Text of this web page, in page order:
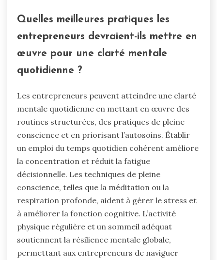
Quelles meilleures pratiques les
entrepreneurs devraient-ils mettre en
œuvre pour une clarté mentale
quotidienne ?
Les entrepreneurs peuvent atteindre une clarté
mentale quotidienne en mettant en œuvre des
routines structurées, des pratiques de pleine
conscience et en priorisant l’autosoins. Établir
un emploi du temps quotidien cohérent améliore
la concentration et réduit la fatigue
décisionnelle. Les techniques de pleine
conscience, telles que la méditation ou la
respiration profonde, aident à gérer le stress et
à améliorer la fonction cognitive. L’activité
physique régulière et un sommeil adéquat
soutiennent la résilience mentale globale,
permettant aux entrepreneurs de naviguer